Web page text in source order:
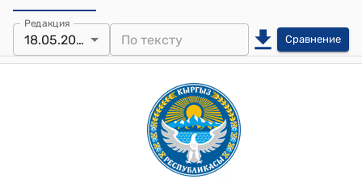
Редакция
18.05.2026 Сравнение